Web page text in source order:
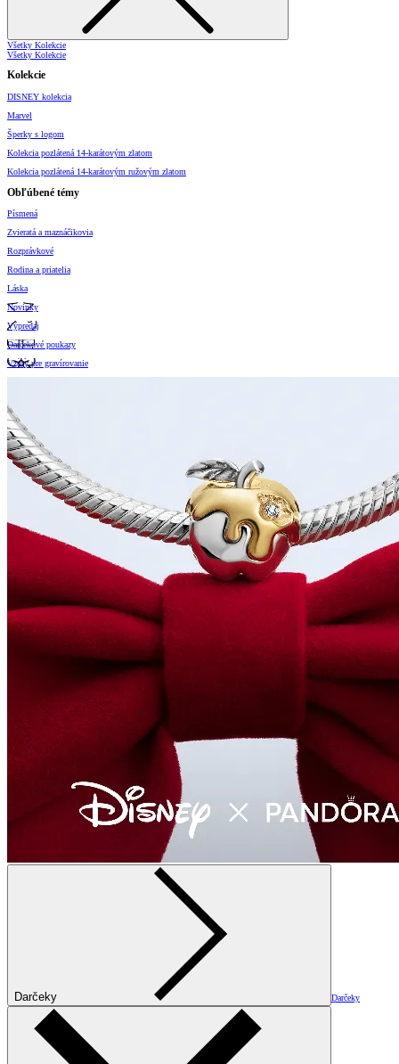
Všetky Kolekcie
Všetky Kolekcie
Kolekcie
DISNEY kolekcia
Marvel
Šperky s logom
Kolekcia pozlátená 14-karátovým zlatom
Kolekcia pozlátená 14-karátovým ružovým zlatom
Obľúbené témy
Písmená
Zvieratá a maznáčikovia
Rozprávkové
Rodina a priatelia
Láska
Novinky
Výpredaj
Darčekové poukazy
Vzory pre gravírovanie
Darčeky Darčeky